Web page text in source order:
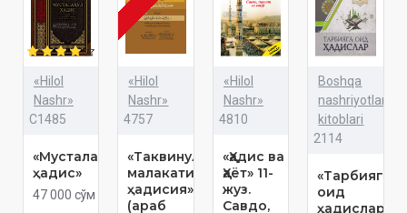
«Hilol
Nashr»
C1485
«Мусталаҳул
ҳадис»
47 000 сўм
«Hilol
Nashr»
4757
«Таквинул
малакатил
ҳадисия»
(араб
«Hilol
Nashr»
4810
«Ҳадис ва
Ҳаёт» 11-
жуз.
Савдо,
Boshqa
nashriyotlar
kitoblari
2114
«Тарбияга
оид
ҳадислар»